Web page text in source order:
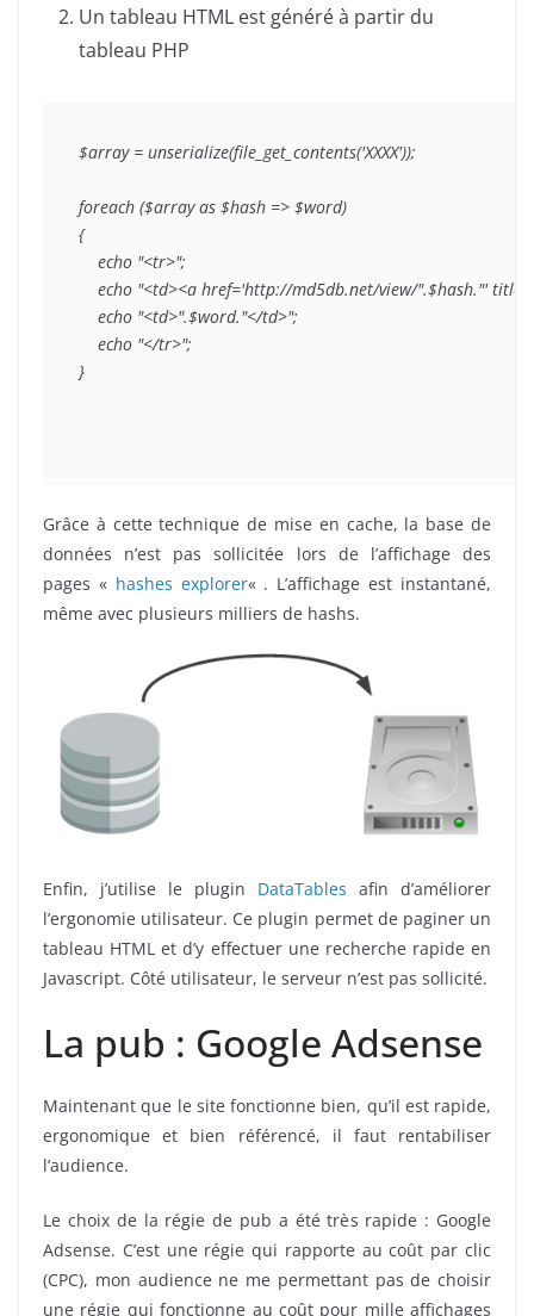
Un tableau HTML est généré à partir du
tableau PHP
$array = unserialize(file_get_contents('XXXX'));
foreach ($array as $hash => $word)
{
    echo "<tr>";
echo "<td><a href='http://md5db.net/view/".$hash."'
    echo "<td>".$word."</td>";
    echo "</tr>";
}
Grâce à cette technique de mise en cache, la base de
données n’est pas sollicitée lors de l’affichage des
pages « hashes explorer« . L’affichage est instantané,
même avec plusieurs milliers de hashs.
Enfin, j’utilise le plugin DataTables afin d’améliorer
l’ergonomie utilisateur. Ce plugin permet de paginer un
tableau HTML et d’y effectuer une recherche rapide en
Javascript. Côté utilisateur, le serveur n’est pas sollicité.
La pub : Google Adsense
Maintenant que le site fonctionne bien, qu’il est rapide,
ergonomique et bien référencé, il faut rentabiliser
l’audience.
Le choix de la régie de pub a été très rapide : Google
Adsense. C’est une régie qui rapporte au coût par clic
(CPC), mon audience ne me permettant pas de choisir
une régie qui fonctionne au coût pour mille affichages